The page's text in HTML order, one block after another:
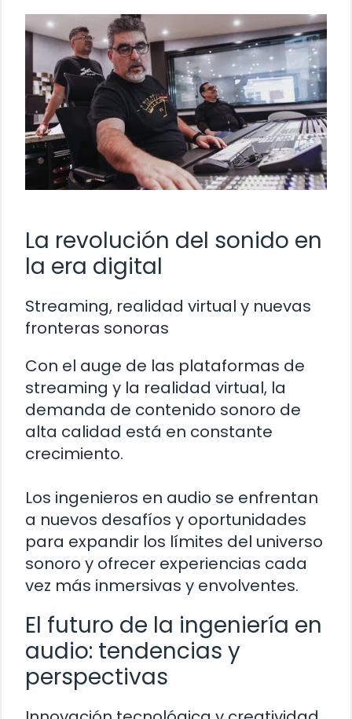
La revolución del sonido en
la era digital
Streaming, realidad virtual y nuevas
fronteras sonoras
Con el auge de las plataformas de
streaming y la realidad virtual, la
demanda de contenido sonoro de
alta calidad está en constante
crecimiento.
Los ingenieros en audio se enfrentan
a nuevos desafíos y oportunidades
para expandir los límites del universo
sonoro y ofrecer experiencias cada
vez más inmersivas y envolventes.
El futuro de la ingeniería en
audio: tendencias y
perspectivas